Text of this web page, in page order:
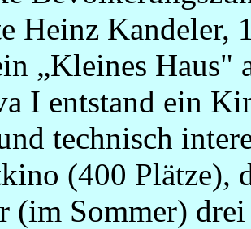
Heinz Kandeler,
„Kleines
I entstand ein
technisch
(400 Plätze),
(im Sommer)